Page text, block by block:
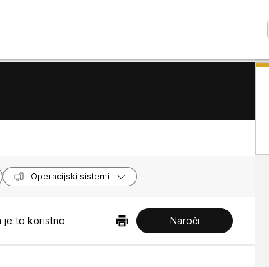
Operacijski sistemi
je to koristno Naroči